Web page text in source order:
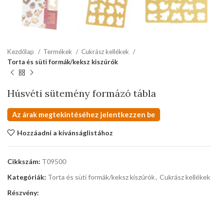
Kezdőlap Termékek
Cukrász kellékek
Torta és süti formák/keksz kiszúrók
Húsvéti sütemény formázó tábla
Az árak megtekintéséhez jelentkezzen be
Hozzáadni a kívánságlistához
Cikkszám: T09500
Kategóriák: Torta és süti formák/keksz kiszúrók, Cukrász kellékek
Részvény: